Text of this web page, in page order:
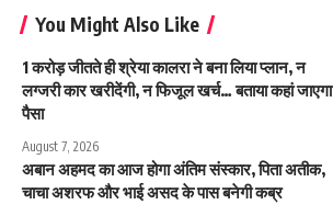
You Might Also Like
1 करोड़ जीतते ही श्रेया कालरा ने बना लिया प्लान, न
लग्जरी कार खरीदेंगी, न फिजूल खर्च… बताया कहां जाएगा
पैसा
August 7, 2026
अबान अहमद का आज होगा अंतिम संस्कार, पिता अतीक,
चाचा अशरफ और भाई असद के पास बनेगी कब्र